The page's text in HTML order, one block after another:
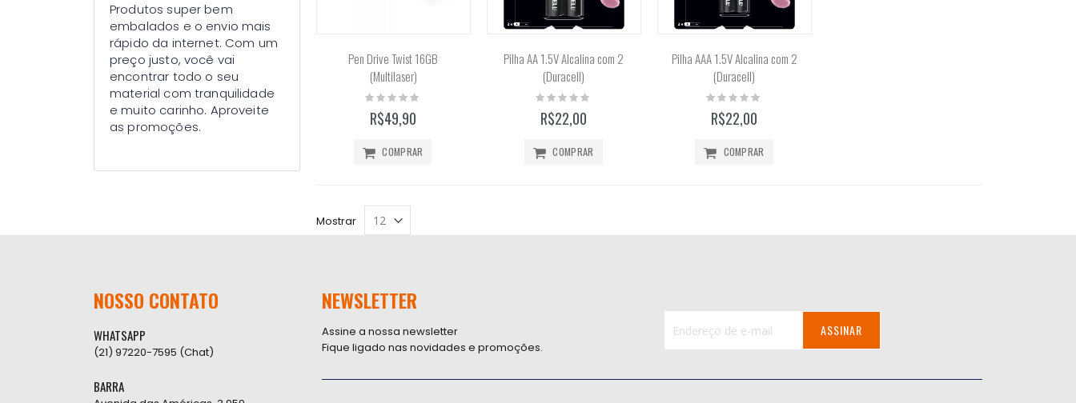
Pen Drive Twist 16GB
(Multilaser)
Rating:
0%
R$49,90
COMPRAR
Pilha AA 1.5V Alcalina com 2
(Duracell)
Rating:
0%
R$22,00
COMPRAR
Pilha AAA 1.5V Alcalina com 2
(Duracell)
Rating:
0%
R$22,00
COMPRAR
Mostrar
Produtos super bem
embalados e o envio mais
rápido da internet. Com um
preço justo, você vai
encontrar todo o seu
material com tranquilidade
e muito carinho. Aproveite
as promoções.
NOSSO CONTATO
WHATSAPP
(21) 97220-7595 (Chat)
BARRA
NEWSLETTER
Assine a nossa newsletter
Fique ligado nas novidades e promoções.
ASSINAR